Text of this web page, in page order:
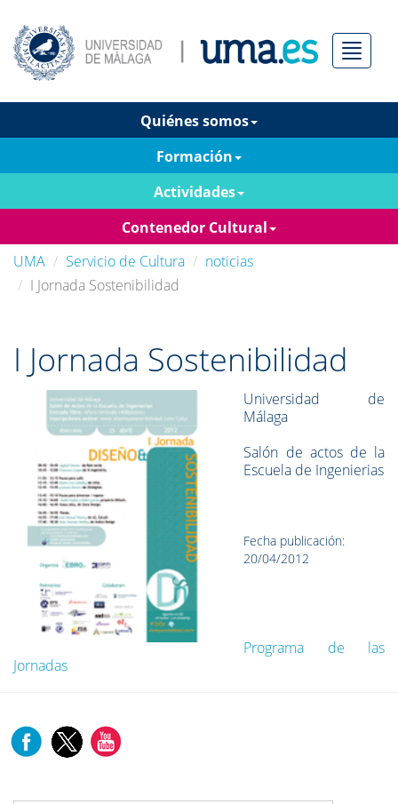
Menú
Quiénes somos
Formación
Actividades
Contenedor Cultural
UMA
Servicio de Cultura
noticias
I Jornada Sostenibilidad
I Jornada Sostenibilidad
Universidad de
Málaga
Salón de actos de la
Escuela de Ingenierias
Fecha publicación:
20/04/2012
Programa de las
Jornadas